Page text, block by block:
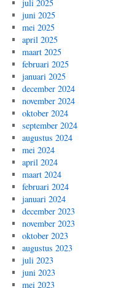
juli 2025
juni 2025
mei 2025
april 2025
maart 2025
februari 2025
januari 2025
december 2024
november 2024
oktober 2024
september 2024
augustus 2024
mei 2024
april 2024
maart 2024
februari 2024
januari 2024
december 2023
november 2023
oktober 2023
augustus 2023
juli 2023
juni 2023
mei 2023